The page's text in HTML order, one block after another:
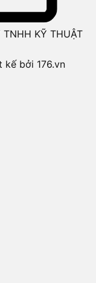
KỸ THUẬT
kế bởi 176.vn